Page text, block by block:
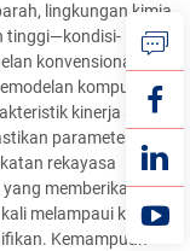
lingkungan kimia
tinggi—kondisi-
konvensional. Tim
komputer
kinerja segel
parameter
rekayasa
memberikan
melampaui kinerja
Kemampuan